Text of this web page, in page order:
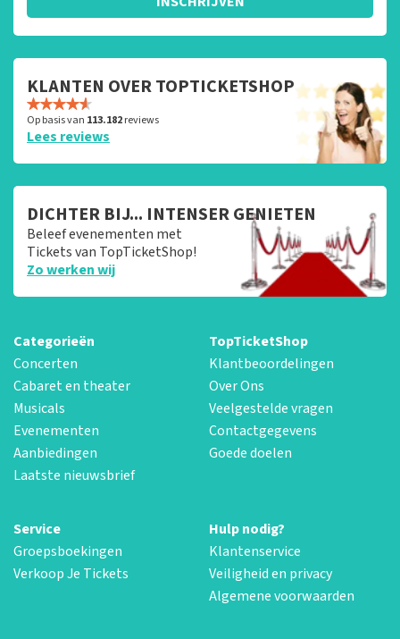
KLANTEN OVER TOPTICKETSHOP
Op basis van 113.182reviews
Lees reviews
DICHTER BIJ... INTENSER GENIETEN
Beleef evenementen met
Tickets van TopTicketShop!
Zo werken wij
Categorieën
Concerten
Cabaret en theater
Musicals
Evenementen
Aanbiedingen
Laatste nieuwsbrief
TopTicketShop
Klantbeoordelingen
Over Ons
Veelgestelde vragen
Contactgegevens
Goede doelen
Service
Groepsboekingen
Verkoop Je Tickets
Hulp nodig?
Klantenservice
Veiligheid en privacy
Algemene voorwaarden